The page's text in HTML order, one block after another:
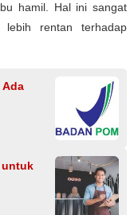
hamil. Hal ini sangat
rentan terhadap
Ada
untuk